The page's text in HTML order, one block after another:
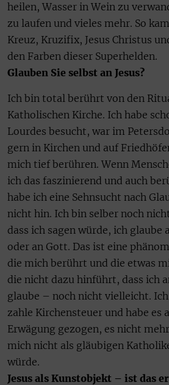
heilen, Wasser in Wein zu
zu laufen und vieles mehr. So
Kreuz, Kruzifix, Jesus Christus
den Farben dieser Superhelden.
Glauben Sie selbst an Jesus?
Ich bin total berührt von den
Katholischen Kirche. Ich habe
Lourdes besucht, war im
gern in Kirchen und auf
mich tief berühren. Wenn
ich das faszinierend und auch
habe ich eine Sehnsucht nach
nicht hin. Ich bin selber noch
dass ich sagen würde, ich glaube
oder an Gott. Das ist eine
die mich berührt und die etwas
die nicht dazu hinführt, dass ich
glaube – noch nicht vielleicht.
zahle Kirchensteuer und habe es
Erwägung gezogen, es nicht
mich nicht als gläubigen
würde.
Jesus als Kunstobjekt – ist das